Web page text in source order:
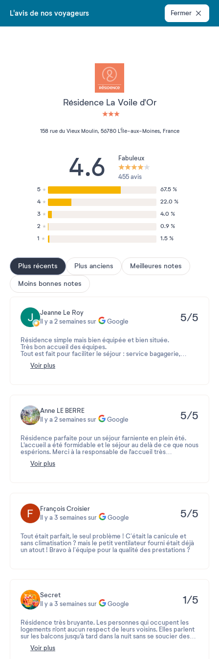
L'avis de nos voyageurs Fermer
Résidence La Voile d'Or
158 rue du Vieux Moulin, 56780 L'Île-aux-Moines, France
4.6 Fabuleux
455 avis
5
67.5 %
4
22.0 %
3
4.0 %
2
0.9 %
1
1.5 %
Plus récents Plus anciens Meilleures notes
Moins bonnes notes
Jeanne Le Roy
Il y a 2 semaines sur
Google 5/5
Résidence simple mais bien équipée et bien située.
Très bon accueil des équipes.
Tout est fait pour faciliter le séjour : service bagagerie,
L'île invite à la déconnexion !
Voir plus
Anne LE BERRE
Il y a 2 semaines sur
Google 5/5
Résidence parfaite pour un séjour farniente en plein été.
L'accueil a été formidable et le séjour au delà de ce que nous
espérions. Merci à la responsable de l'accueil très
gentillesse et ses conseils.
Voir plus
François Croisier
Il y a 3 semaines sur
Google 5/5
Tout était parfait, le seul problème ! C’était la canicule et
sans climatisation ? mais le petit ventilateur fourni était déjà
un atout ! Bravo à l’équipe pour la qualité des prestations ?
Secret
Il y a 3 semaines sur
Google 1/5
Résidence très bruyante. Les personnes qui occupent les
logements n'ont aucun respect de leurs voisins. Elles parlent
sur les balcons jusqu'à tard dans la nuit sans se soucier des
vacances que tout le monde se couche à 2 heures du mat !
Avis 2026-07-24 12:47:22
Voir plus